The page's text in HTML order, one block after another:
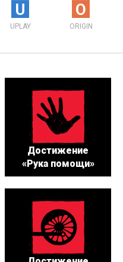
U
UPLAY
O
ORIGIN
Достижение
«Рука помощи»